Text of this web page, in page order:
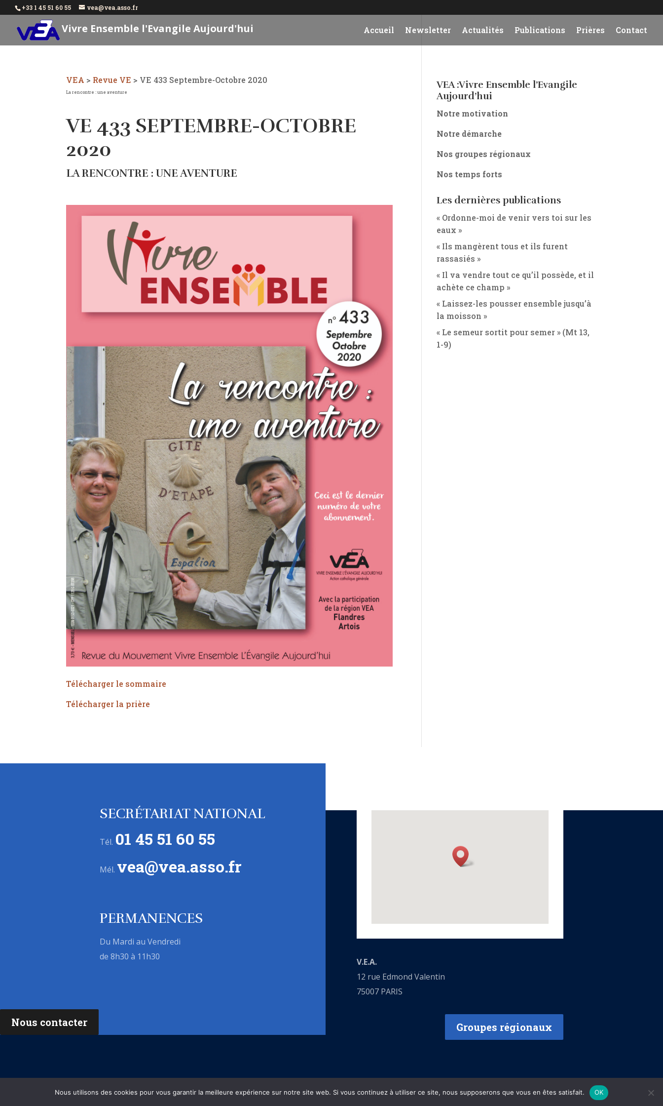
+33 1 45 51 60 55 vea@vea.asso.fr
Vivre Ensemble l'Evangile Aujourd'hui Accueil Newsletter Actualités Publications Prières Contact
VEA > Revue VE > VE 433 Septembre-Octobre 2020
La rencontre : une aventure
VE 433 SEPTEMBRE-OCTOBRE
2020
LA RENCONTRE : UNE AVENTURE
Télécharger le sommaire
Télécharger la prière
VEA :Vivre Ensemble l’Evangile
Aujourd’hui
Notre motivation
Notre démarche
Nos groupes régionaux
Nos temps forts
Les dernières publications
« Ordonne-moi de venir vers toi sur les
eaux »
« Ils mangèrent tous et ils furent
rassasiés »
« Il va vendre tout ce qu’il possède, et il
achète ce champ »
« Laissez-les pousser ensemble jusqu’à
la moisson »
« Le semeur sortit pour semer » (Mt 13,
1-9)
SECRÉTARIAT NATIONAL
Tél. 01 45 51 60 55
Mél. vea@vea.asso.fr
PERMANENCES
Du Mardi au Vendredi
de 8h30 à 11h30
Nous contacter
V.E.A.
12 rue Edmond Valentin
75007 PARIS
Groupes régionaux
Mentions légales
Nous utilisons des cookies pour vous garantir la meilleure expérience sur notre site web. Si vous continuez à utiliser ce site, nous supposerons que vous en êtes satisfait. OK